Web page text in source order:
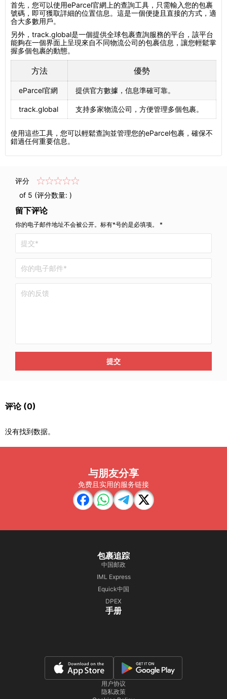
首先，您可以使用eParcel官網上的查詢工具，只需輸入您的包裹
號碼，即可獲取詳細的位置信息。這是一個便捷且直接的方式，適
合大多數用戶。
另外，track.global是一個提供全球包裹查詢服務的平台，該平台
能夠在一個界面上呈現來自不同物流公司的包裹信息，讓您輕鬆掌
握多個包裹的動態。
方法 優勢
eParcel官網 提供官方數據，信息準確可靠。
track.global 支持多家物流公司，方便管理多個包裹。
使用這些工具，您可以輕鬆查詢並管理您的eParcel包裹，確保不
錯過任何重要信息。
评分
of 5 (评分数量: )
留下评论
你的电子邮件地址不会被公开。标有*号的是必填项。 *
提交
评论 (0)
没有找到数据。
与朋友分享
免费且实用的服务链接
包裹追踪
中国邮政
IML Express
Equick中国
DPEX
手册
用户协议
隐私政策